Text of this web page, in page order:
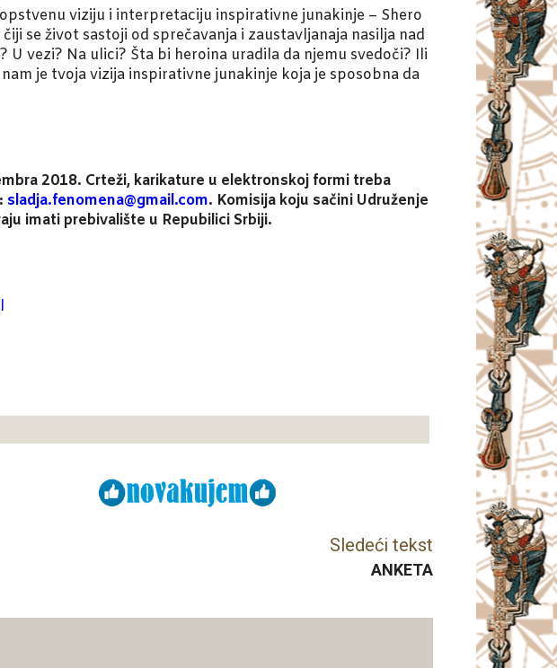
viziju i interpretaciju inspirativne junakinje – Shero
se život sastoji od sprečavanja i zaustavljanaja nasilja nad
vezi? Na ulici? Šta bi heroina uradila da njemu svedoči? Ili
je tvoja vizija inspirativne junakinje koja je sposobna da
2018. Crteži, karikature u elektronskoj formi treba
sladja.fenomena@gmail.com. Komisija koju sačini Udruženje
imati prebivalište u Repubilici Srbiji.
Sledeći tekst
ANKETA